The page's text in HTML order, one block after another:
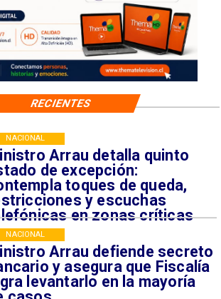
Arrau detalla quinto
de excepción:
toques de queda,
y escuchas
en zonas críticas
NACIONAL
Arrau defiende secreto
y asegura que Fiscalía
levantarlo en la mayoría
NACIONAL
RECIENTES